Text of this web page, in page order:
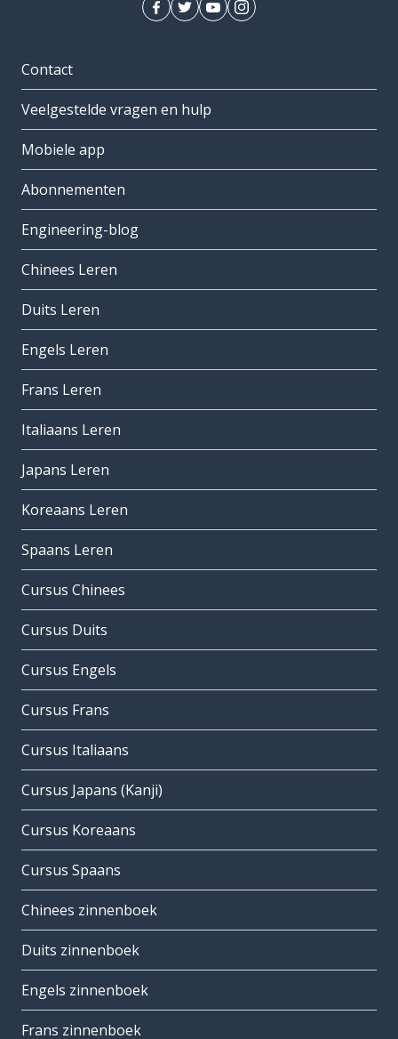
Contact
Veelgestelde vragen en hulp
Mobiele app
Abonnementen
Engineering-blog
Chinees Leren
Duits Leren
Engels Leren
Frans Leren
Italiaans Leren
Japans Leren
Koreaans Leren
Spaans Leren
Cursus Chinees
Cursus Duits
Cursus Engels
Cursus Frans
Cursus Italiaans
Cursus Japans (Kanji)
Cursus Koreaans
Cursus Spaans
Chinees zinnenboek
Duits zinnenboek
Engels zinnenboek
Frans zinnenboek